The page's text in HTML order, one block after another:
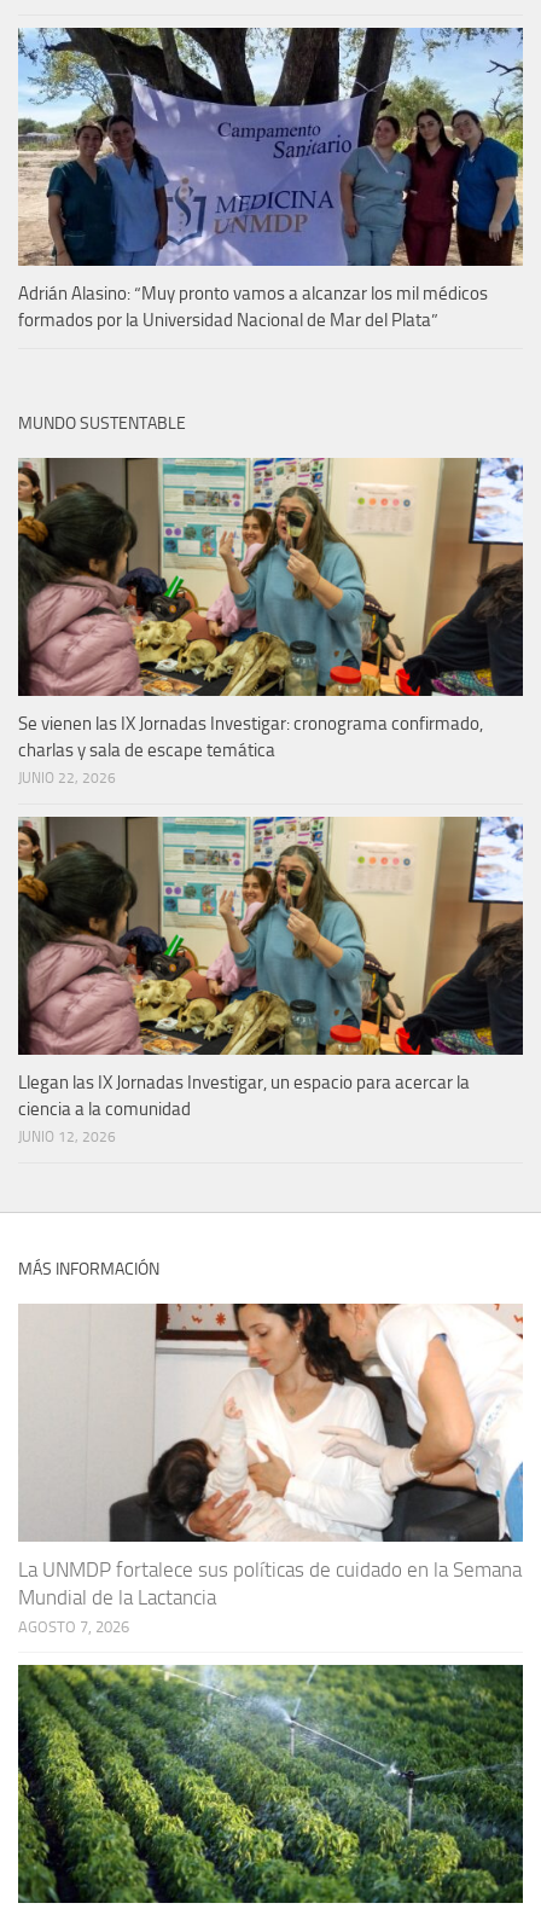
Adrián Alasino: “Muy pronto vamos a alcanzar los mil médicos
formados por la Universidad Nacional de Mar del Plata”
MUNDO SUSTENTABLE
Se vienen las IX Jornadas Investigar: cronograma confirmado,
charlas y sala de escape temática
JUNIO 22, 2026
Llegan las IX Jornadas Investigar, un espacio para acercar la
ciencia a la comunidad
JUNIO 12, 2026
MÁS INFORMACIÓN
La UNMDP fortalece sus políticas de cuidado en la Semana
Mundial de la Lactancia
AGOSTO 7, 2026